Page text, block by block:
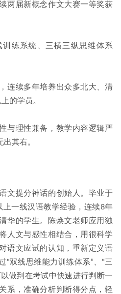
两届新概念作文大赛一等奖获
练系统、三横三纵思维体系
连续多年培养出众多北大、清
的学员。
与理性兼备，教学内容逻辑严
其右。
文提分神话的创始人。毕业于
一线汉语教学经验，连续8年
华的学生。陈焕文老师应用独
人文与感性相结合，用很科学
语文应试的认知，重新定义语
“双线思维能力训练体系”、“三
做到在考试中快速进行判断一
系，准确分析判断得分点，轻